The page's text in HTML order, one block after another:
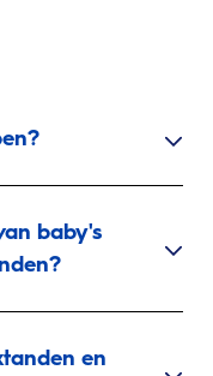
baby's
en